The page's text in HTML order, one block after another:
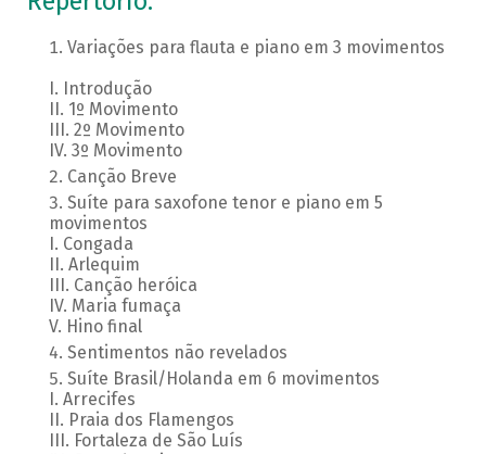
Variações para flauta e piano em 3 movimentos
I. Introdução
II. 1º Movimento
III. 2º Movimento
IV. 3º Movimento
Canção Breve
Suíte para saxofone tenor e piano em 5
movimentos
I. Congada
II. Arlequim
III. Canção heróica
IV. Maria fumaça
V. Hino final
Sentimentos não revelados
Suíte Brasil/Holanda em 6 movimentos
I. Arrecifes
II. Praia dos Flamengos
III. Fortaleza de São Luís